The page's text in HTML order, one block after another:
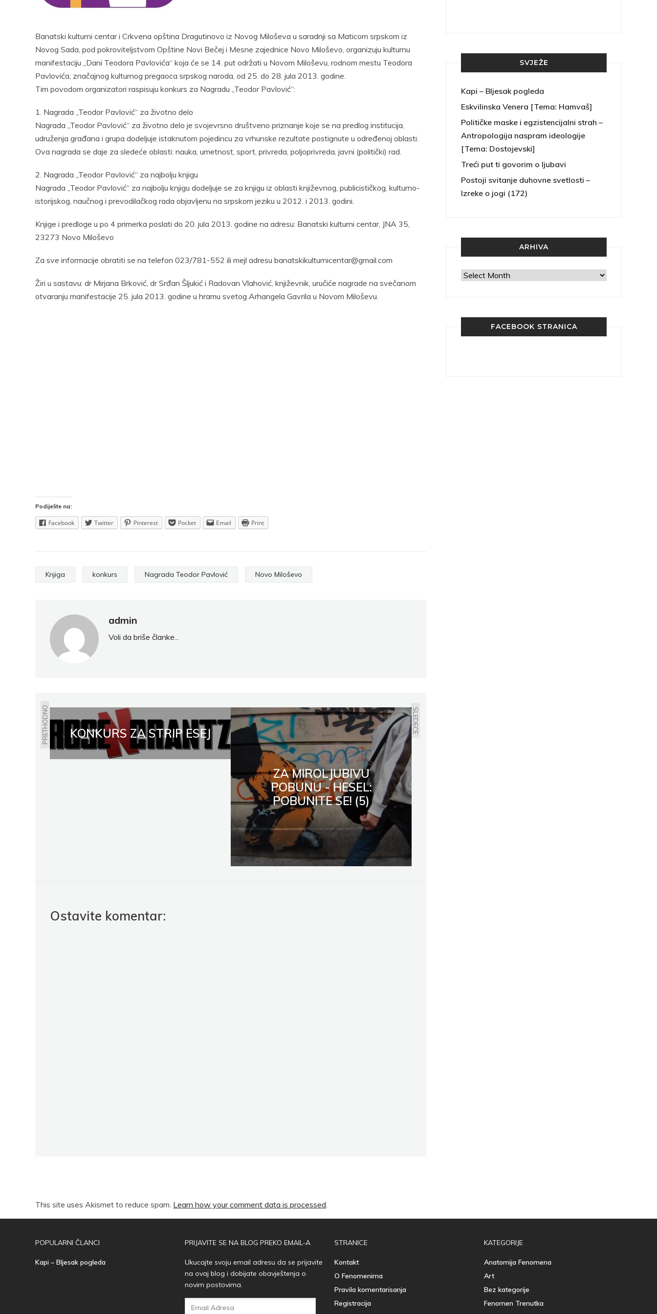
Banatski kulturni centar i Crkvena opština Dragutinovo iz Novog Miloševa u saradnji sa Maticom srpskom iz
Novog Sada, pod pokroviteljstvom Opštine Novi Bečej i Mesne zajednice Novo Miloševo, organizuju kulturnu
manifestaciju „Dani Teodora Pavlovića“ koja će se 14. put održati u Novom Miloševu, rodnom mestu Teodora
Pavlovića, značajnog kulturnog pregaoca srpskog naroda, od 25. do 28. jula 2013. godine.
Tim povodom organizatori raspisuju konkurs za Nagradu „Teodor Pavlović“:
1. Nagrada „Teodor Pavlović“ za životno delo
Nagrada „Teodor Pavlović“ za životno delo je svojevrsno društveno priznanje koje se na predlog institucija,
udruženja građana i grupa dodeljuje istaknutom pojedincu za vrhunske rezultate postignute u određenoj oblasti.
Ova nagrada se daje za sledeće oblasti: nauka, umetnost, sport, privreda, poljoprivreda, javni (politički) rad.
2. Nagrada „Teodor Pavlović“ za najbolju knjigu
Nagrada „Teodor Pavlović“ za najbolju knjigu dodeljuje se za knjigu iz oblasti književnog, publicističkog, kulturno-
istorijskog, naučnog i prevodilačkog rada objavljenu na srpskom jeziku u 2012. i 2013. godini.
Knjige i predloge u po 4 primerka poslati do 20. jula 2013. godine na adresu: Banatski kulturni centar, JNA 35,
23273 Novo Miloševo
Za sve informacije obratiti se na telefon 023/781-552 ili mejl adresu banatskikulturnicentar@gmail.com
Žiri u sastavu: dr Mirjana Brković, dr Srđan Šljukić i Radovan Vlahović, književnik, uručiće nagrade na svečanom
otvaranju manifestacije 25. jula 2013. godine u hramu svetog Arhangela Gavrila u Novom Miloševu.
Podijelite na:
Facebook Twitter Pinterest Pocket Email Print
Knjiga konkurs Nagrada Teodor Pavlović Novo Miloševo
admin
Voli da briše članke...
PRETHODNO KONKURS ZA STRIP ESEJ SLEDEĆE
ZA MIROLJUBIVU
POBUNU - HESEL:
POBUNITE SE! (5)
Ostavite komentar:
This site uses Akismet to reduce spam. Learn how your comment data is processed.
SVJEŽE
Kapi – Bljesak pogleda
Eskvilinska Venera [Tema: Hamvaš]
Političke maske i egzistencijalni strah –
Antropologija naspram ideologije
[Tema: Dostojevski]
Treći put ti govorim o ljubavi
Postoji svitanje duhovne svetlosti –
Izreke o jogi (172)
ARHIVA
Arhiva
FACEBOOK STRANICA
POPULARNI ČLANCI
Kapi – Bljesak pogleda
PRIJAVITE SE NA BLOG PREKO EMAIL-A
Ukucajte svoju email adresu da se prijavite
na ovaj blog i dobijate obavještenja o
novim postovima.
STRANICE
Kontakt
O Fenomenima
Pravila komentarisanja
Registracija
KATEGORIJE
Anatomija Fenomena
Art
Bez kategorije
Fenomen Trenutka